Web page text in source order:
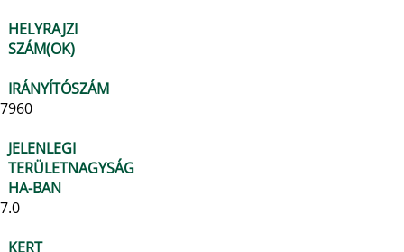
HELYRAJZI
SZÁM(OK)
IRÁNYÍTÓSZÁM
7960
JELENLEGI
TERÜLETNAGYSÁG
HA-BAN
7.0
KERT